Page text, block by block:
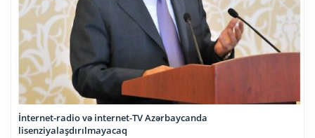
İnternet-radio və internet-TV Azərbaycanda
lisenziyalaşdırılmayacaq